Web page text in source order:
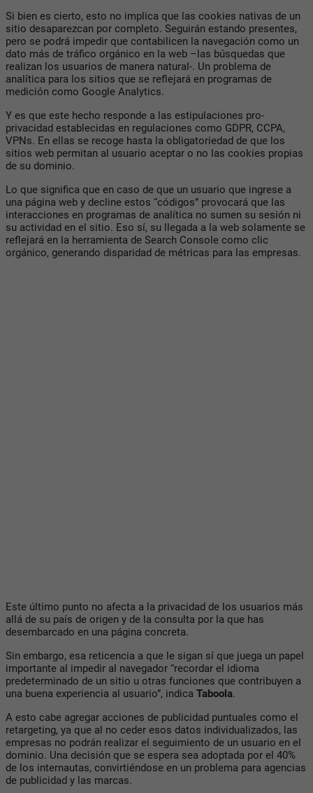
Si bien es cierto, esto no implica que las cookies nativas de un
sitio desaparezcan por completo. Seguirán estando presentes,
pero se podrá impedir que contabilicen la navegación como un
dato más de tráfico orgánico en la web –las búsquedas que
realizan los usuarios de manera natural-. Un problema de
analítica para los sitios que se reflejará en programas de
medición como Google Analytics.
Y es que este hecho responde a las estipulaciones pro-
privacidad establecidas en regulaciones como GDPR, CCPA,
VPNs. En ellas se recoge hasta la obligatoriedad de que los
sitios web permitan al usuario aceptar o no las cookies propias
de su dominio.
Lo que significa que en caso de que un usuario que ingrese a
una página web y decline estos “códigos” provocará que las
interacciones en programas de analítica no sumen su sesión ni
su actividad en el sitio. Eso sí, su llegada a la web solamente se
reflejará en la herramienta de Search Console como clic
orgánico, generando disparidad de métricas para las empresas.
Este último punto no afecta a la privacidad de los usuarios más
allá de su país de origen y de la consulta por la que has
desembarcado en una página concreta.
Sin embargo, esa reticencia a que le sigan sí que juega un papel
importante al impedir al navegador “recordar el idioma
predeterminado de un sitio u otras funciones que contribuyen a
una buena experiencia al usuario”, indica Taboola.
A esto cabe agregar acciones de publicidad puntuales como el
retargeting, ya que al no ceder esos datos individualizados, las
empresas no podrán realizar el seguimiento de un usuario en el
dominio. Una decisión que se espera sea adoptada por el 40%
de los internautas, convirtiéndose en un problema para agencias
de publicidad y las marcas.